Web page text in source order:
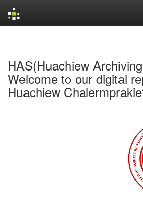
HAS(Huachiew
Welcome to our digital
Huachiew